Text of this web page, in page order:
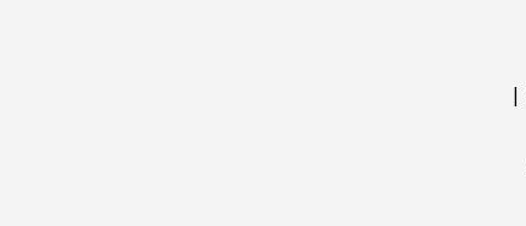
|